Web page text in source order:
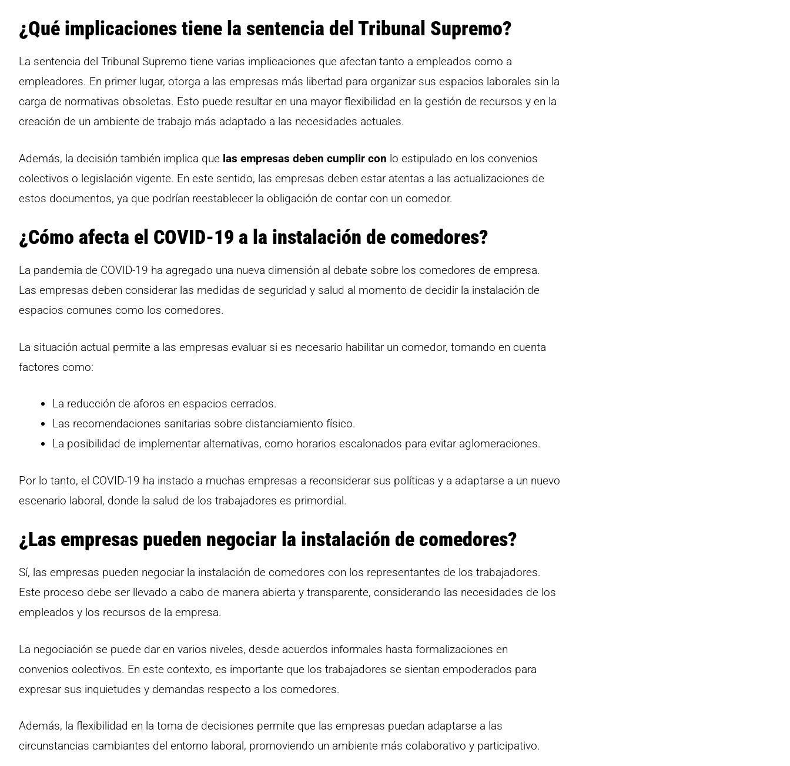
¿Qué implicaciones tiene la sentencia del Tribunal Supremo?
La sentencia del Tribunal Supremo tiene varias implicaciones que afectan tanto a empleados como a
empleadores. En primer lugar, otorga a las empresas más libertad para organizar sus espacios laborales sin la
carga de normativas obsoletas. Esto puede resultar en una mayor flexibilidad en la gestión de recursos y en la
creación de un ambiente de trabajo más adaptado a las necesidades actuales.
Además, la decisión también implica que las empresas deben cumplir con lo estipulado en los convenios
colectivos o legislación vigente. En este sentido, las empresas deben estar atentas a las actualizaciones de
estos documentos, ya que podrían reestablecer la obligación de contar con un comedor.
¿Cómo afecta el COVID-19 a la instalación de comedores?
La pandemia de COVID-19 ha agregado una nueva dimensión al debate sobre los comedores de empresa.
Las empresas deben considerar las medidas de seguridad y salud al momento de decidir la instalación de
espacios comunes como los comedores.
La situación actual permite a las empresas evaluar si es necesario habilitar un comedor, tomando en cuenta
factores como:
La reducción de aforos en espacios cerrados.
Las recomendaciones sanitarias sobre distanciamiento físico.
La posibilidad de implementar alternativas, como horarios escalonados para evitar aglomeraciones.
Por lo tanto, el COVID-19 ha instado a muchas empresas a reconsiderar sus políticas y a adaptarse a un nuevo
escenario laboral, donde la salud de los trabajadores es primordial.
¿Las empresas pueden negociar la instalación de comedores?
Sí, las empresas pueden negociar la instalación de comedores con los representantes de los trabajadores.
Este proceso debe ser llevado a cabo de manera abierta y transparente, considerando las necesidades de los
empleados y los recursos de la empresa.
La negociación se puede dar en varios niveles, desde acuerdos informales hasta formalizaciones en
convenios colectivos. En este contexto, es importante que los trabajadores se sientan empoderados para
expresar sus inquietudes y demandas respecto a los comedores.
Además, la flexibilidad en la toma de decisiones permite que las empresas puedan adaptarse a las
circunstancias cambiantes del entorno laboral, promoviendo un ambiente más colaborativo y participativo.